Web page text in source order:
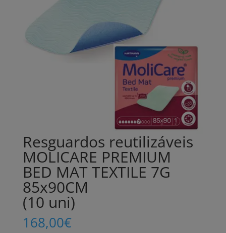
Resguardos reutilizáveis
MOLICARE PREMIUM
BED MAT TEXTILE 7G
85x90CM
(10 uni)
168,00€